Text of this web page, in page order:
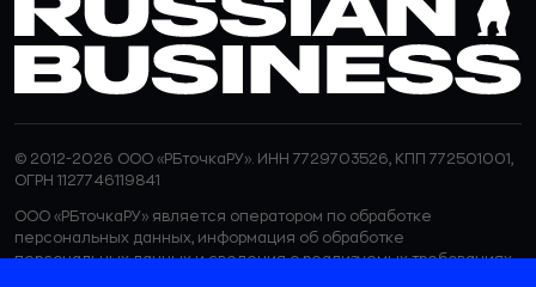
© 2012-2026 ООО «РБточкаРУ». ИНН 7729703526, КПП 772501001,
ОГРН 1127746119841
ООО «РБточкаРУ» является оператором по обработке
персональных данных, информация об обработке
персональных данных и сведения о реализуемых требованиях